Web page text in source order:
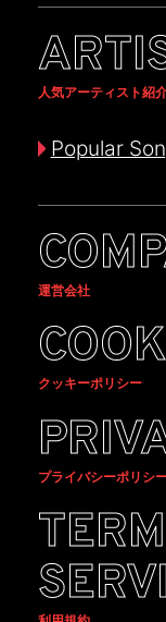
人気アーティスト紹
Popular
運営会社
クッキーポリシー
プライバシーポリシ